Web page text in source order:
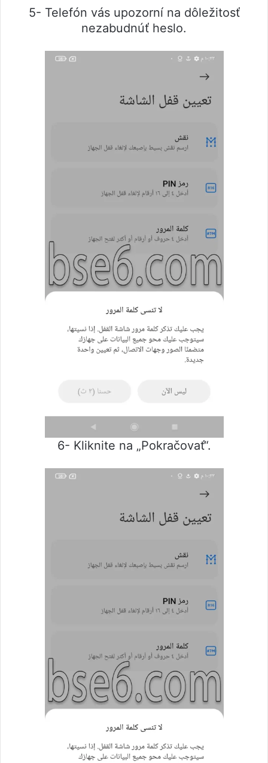
5- Telefón vás upozorní na dôležitosť
nezabudnúť heslo.
6- Kliknite na „Pokračovať“.